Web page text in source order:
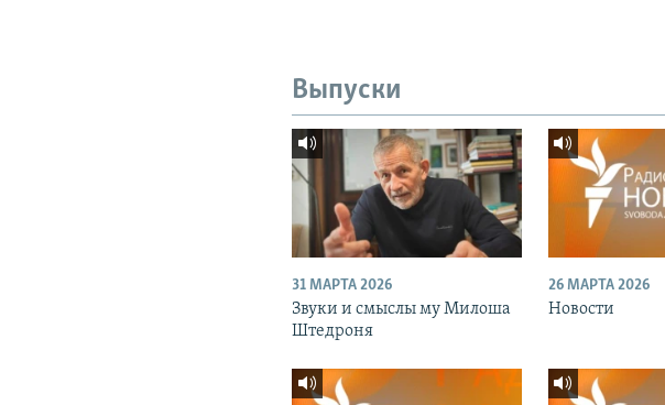
Выпуски
31 МАРТА 2026
Звуки и смыслы му Милоша
Штедроня
26 МАРТА 2026
Новости